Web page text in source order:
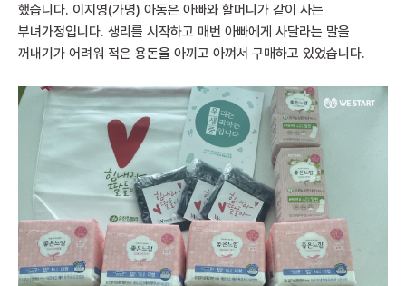
했습니다. 이지영(가명) 아동은 아빠와 할머니가 같이 사는
부녀가정입니다. 생리를 시작하고 매번 아빠에게 사달라는 말을
꺼내기가 어려워 적은 용돈을 아끼고 아껴서 구매하고 있었습니다.